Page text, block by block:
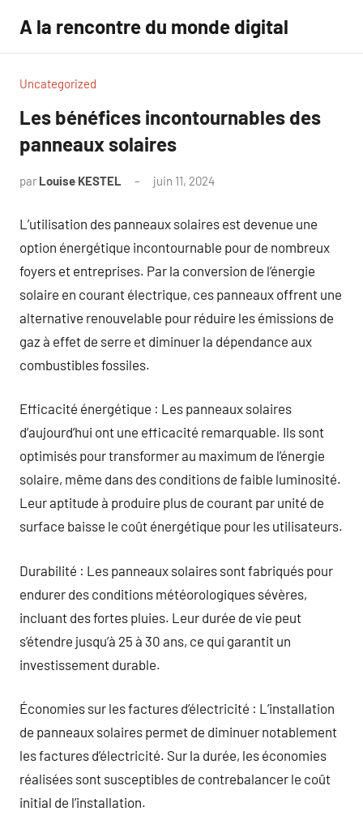
contenu
A la rencontre du monde digital
Uncategorized
Les bénéfices incontournables des
panneaux solaires
par Louise KESTEL juin 11, 2024
L’utilisation des panneaux solaires est devenue une
option énergétique incontournable pour de nombreux
foyers et entreprises. Par la conversion de l’énergie
solaire en courant électrique, ces panneaux offrent une
alternative renouvelable pour réduire les émissions de
gaz à effet de serre et diminuer la dépendance aux
combustibles fossiles.
Efficacité énergétique : Les panneaux solaires
d’aujourd’hui ont une efficacité remarquable. Ils sont
optimisés pour transformer au maximum de l’énergie
solaire, même dans des conditions de faible luminosité.
Leur aptitude à produire plus de courant par unité de
surface baisse le coût énergétique pour les utilisateurs.
Durabilité : Les panneaux solaires sont fabriqués pour
endurer des conditions météorologiques sévères,
incluant des fortes pluies. Leur durée de vie peut
s’étendre jusqu’à 25 à 30 ans, ce qui garantit un
investissement durable.
Économies sur les factures d’électricité : L’installation
de panneaux solaires permet de diminuer notablement
les factures d’électricité. Sur la durée, les économies
réalisées sont susceptibles de contrebalancer le coût
initial de l’installation.